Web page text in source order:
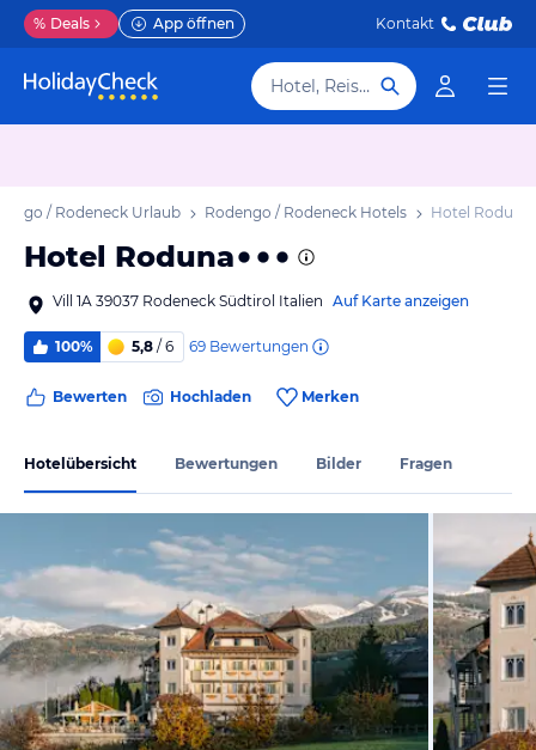
% Deals App öffnen Kontakt
Hotel, Reiseziel
/ Rodeneck Urlaub Rodengo / Rodeneck Hotels Hotel Roduna
Hotel Roduna
Vill 1A 39037 Rodeneck Südtirol Italien Auf Karte anzeigen
100% 5,8 / 6 69 Bewertungen
Bewerten Hochladen Merken
Hotelübersicht Bewertungen Bilder Fragen
von